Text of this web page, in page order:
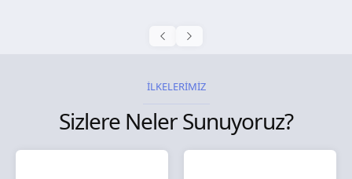
İLKELERİMİZ
Sizlere Neler Sunuyoruz?